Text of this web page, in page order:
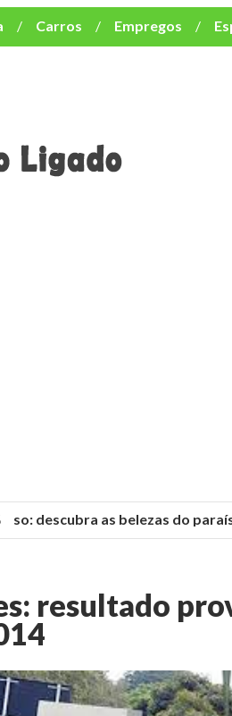
Carros Empregos
Negócios
Música e TV
descubra as belezas do paraíso
resultado